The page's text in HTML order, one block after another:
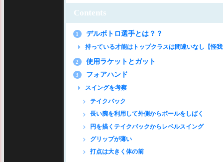
Contents
1 デルボトロ選手とは？？
持っている才能はトップクラスは間違いなし【怪
2 使用ラケットとガット
3 フォアハンド
スイングを考察
テイクバック
長い腕を利用して外側からボールをしばく
円を描くテイクバックからレベルスイング
グリップが薄い
打点は大きく体の前